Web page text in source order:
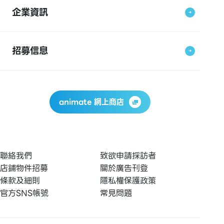
企業資訊
招募信息
animate 網上商店
聯絡我們
致欲申請採訪者
店鋪物件招募
關於廣告刊登
條款及細則
隱私權保護政策
官方SNS帳號
常見問題